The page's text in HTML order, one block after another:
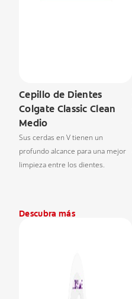
Cepillo de Dientes
Colgate Classic Clean
Medio
Sus cerdas en V tienen un
profundo alcance para una mejor
limpieza entre los dientes.
Descubra más